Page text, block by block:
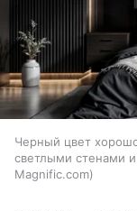
Черный цвет
светлыми стенами
Magnific.com